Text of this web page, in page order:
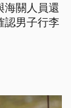
海關人員還
認男子行李